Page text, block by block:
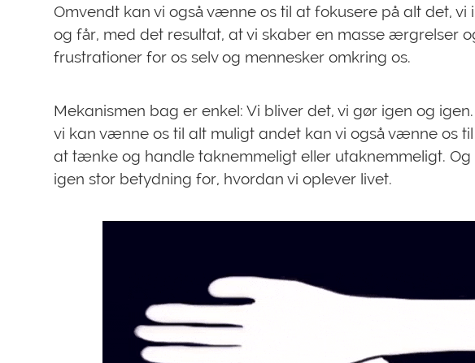
Omvendt kan vi også vænne os til at fokusere på alt det, vi
og får, med det resultat, at vi skaber en masse ærgrelser
frustrationer for os selv og mennesker omkring os.
Mekanismen bag er enkel: Vi bliver det, vi gør igen og
vi kan vænne os til alt muligt andet kan vi også vænne os
at tænke og handle taknemmeligt eller utaknemmeligt.
igen stor betydning for, hvordan vi oplever livet.